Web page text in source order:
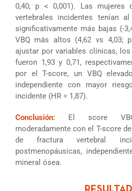
0,40; p < 0,001). Las mujeres
vertebrales incidentes tenían
significativamente más bajas (-
VBQ más altos (4,62 vs 4,03;
ajustar por variables clínicas, los
fueron 1,93 y 0,71,
por el T-score, un VBQ
independiente con mayor
incidente (HR = 1,87).
Conclusión:El score VBQ
moderadamente con el T-score
de fractura vertebral
postmenopáusicas,
mineral ósea.